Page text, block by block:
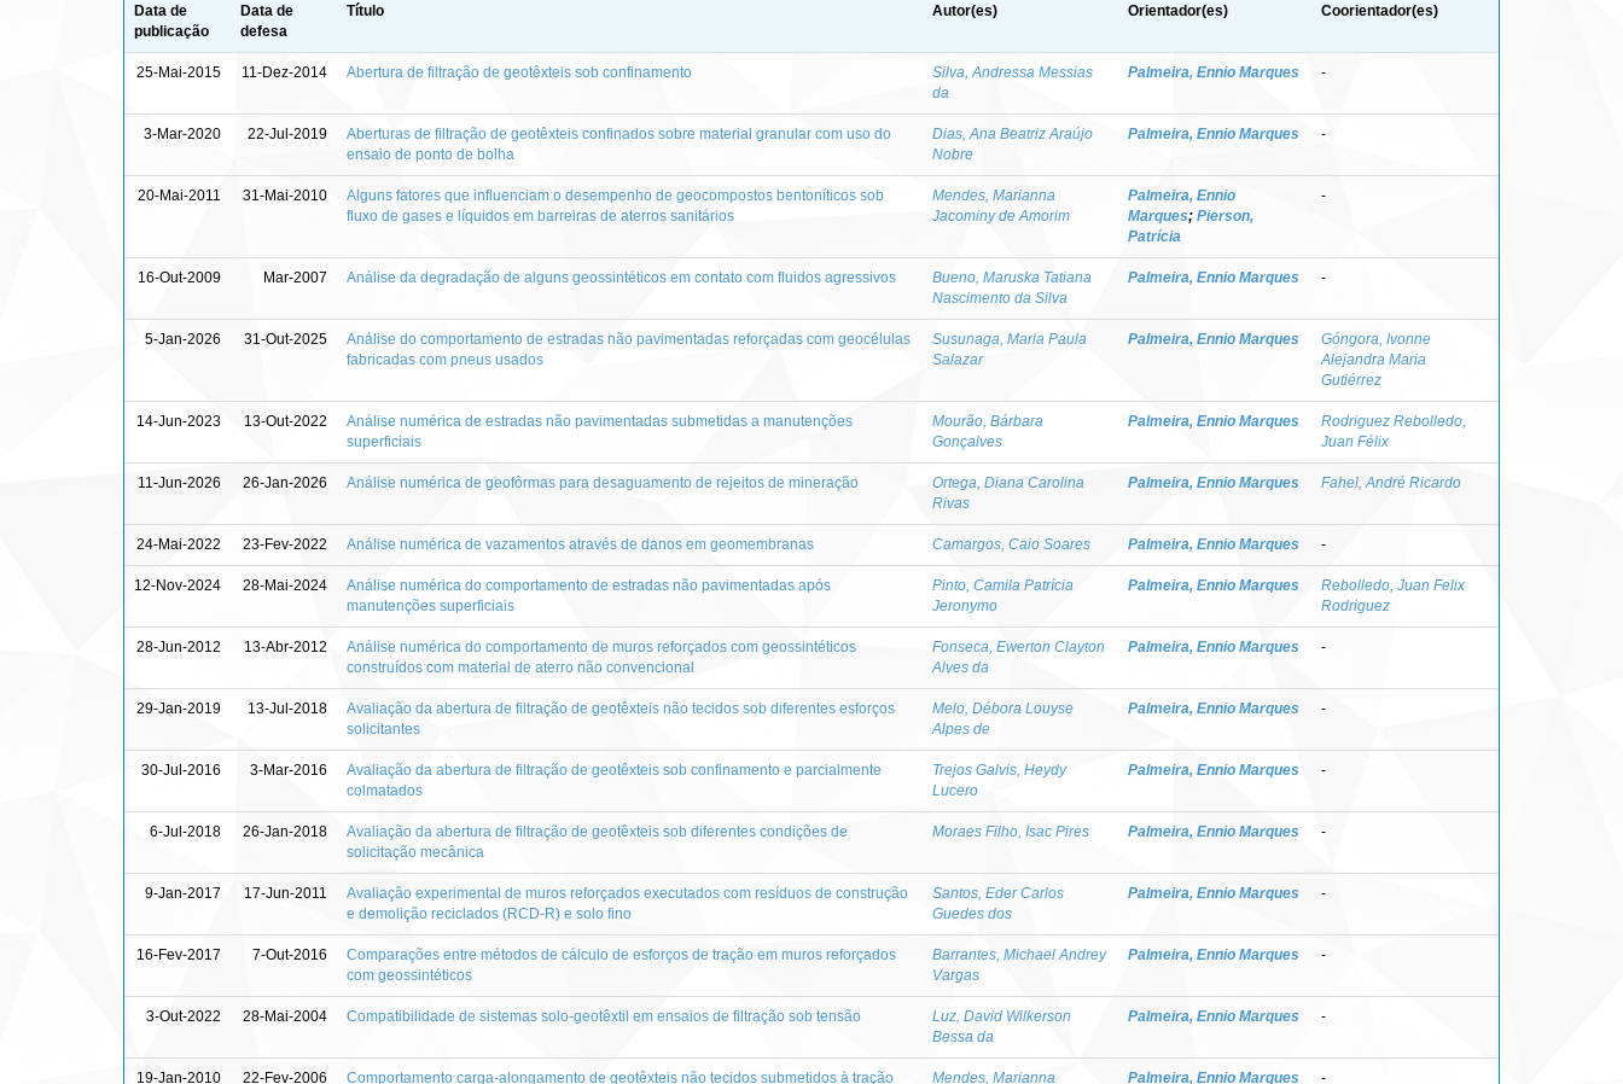
Data de
publicação
Data de
defesa
Título Autor(es) Orientador(es) Coorientador(es)
25-Mai-2015 11-Dez-2014 Abertura de filtração de geotêxteis sob confinamento
Silva, Andressa Messias
da
Palmeira, Ennio Marques -
3-Mar-2020 22-Jul-2019
Aberturas de filtração de geotêxteis confinados sobre material granular com uso do
ensaio de ponto de bolha
Dias, Ana Beatriz Araújo
Nobre
Palmeira, Ennio Marques -
20-Mai-2011 31-Mai-2010
Alguns fatores que influenciam o desempenho de geocompostos bentoníticos sob
fluxo de gases e líquidos em barreiras de aterros sanitários
Mendes, Marianna
Jacominy de Amorim
Palmeira, Ennio
Marques; Pierson,
Patrícia
-
16-Out-2009 Mar-2007 Análise da degradação de alguns geossintéticos em contato com fluidos agressivos
Bueno, Maruska Tatiana
Nascimento da Silva
Palmeira, Ennio Marques -
5-Jan-2026 31-Out-2025
Análise do comportamento de estradas não pavimentadas reforçadas com geocélulas
fabricadas com pneus usados
Susunaga, Maria Paula
Salazar
Palmeira, Ennio Marques
Góngora, Ivonne
Alejandra Maria
Gutiérrez
14-Jun-2023 13-Out-2022
Análise numérica de estradas não pavimentadas submetidas a manutenções
superficiais
Mourão, Bárbara
Gonçalves
Palmeira, Ennio Marques
Rodriguez Rebolledo,
Juan Félix
11-Jun-2026 26-Jan-2026 Análise numérica de geofôrmas para desaguamento de rejeitos de mineração
Ortega, Diana Carolina
Rivas
Palmeira, Ennio Marques Fahel, André Ricardo
24-Mai-2022 23-Fev-2022 Análise numérica de vazamentos através de danos em geomembranas Camargos, Caio Soares Palmeira, Ennio Marques -
12-Nov-2024 28-Mai-2024
Análise numérica do comportamento de estradas não pavimentadas após
manutenções superficiais
Pinto, Camila Patrícia
Jeronymo
Palmeira, Ennio Marques
Rebolledo, Juan Felix
Rodriguez
28-Jun-2012 13-Abr-2012
Análise numérica do comportamento de muros reforçados com geossintéticos
construídos com material de aterro não convencional
Fonseca, Ewerton Clayton
Alves da
Palmeira, Ennio Marques -
29-Jan-2019 13-Jul-2018
Avaliação da abertura de filtração de geotêxteis não tecidos sob diferentes esforços
solicitantes
Melo, Débora Louyse
Alpes de
Palmeira, Ennio Marques -
30-Jul-2016 3-Mar-2016
Avaliação da abertura de filtração de geotêxteis sob confinamento e parcialmente
colmatados
Trejos Galvis, Heydy
Lucero
Palmeira, Ennio Marques -
6-Jul-2018 26-Jan-2018
Avaliação da abertura de filtração de geotêxteis sob diferentes condições de
solicitação mecânica
Moraes Filho, Isac Pires Palmeira, Ennio Marques -
9-Jan-2017 17-Jun-2011
Avaliação experimental de muros reforçados executados com resíduos de construção
e demolição reciclados (RCD-R) e solo fino
Santos, Eder Carlos
Guedes dos
Palmeira, Ennio Marques -
16-Fev-2017 7-Out-2016
Comparações entre métodos de cálculo de esforços de tração em muros reforçados
com geossintéticos
Barrantes, Michael Andrey
Vargas
Palmeira, Ennio Marques -
3-Out-2022 28-Mai-2004 Compatibilidade de sistemas solo-geotêxtil em ensaios de filtração sob tensão
Luz, David Wilkerson
Bessa da
Palmeira, Ennio Marques -
19-Jan-2010 22-Fev-2006 Comportamento carga-alongamento de geotêxteis não tecidos submetidos à tração Mendes, Marianna Palmeira, Ennio Marques -